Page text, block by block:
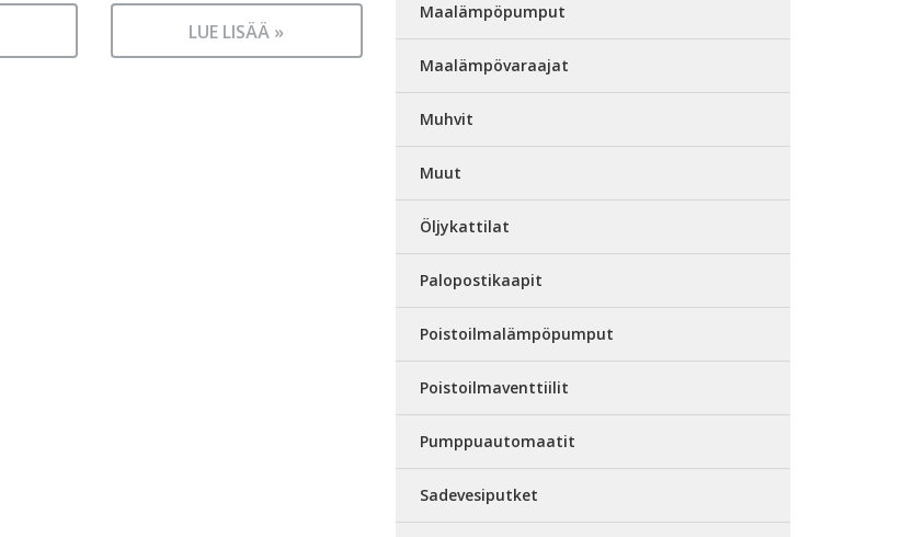
LUE LISÄÄ »
Maalämpöpumput
Maalämpövaraajat
Muhvit
Muut
Öljykattilat
Palopostikaapit
Poistoilmalämpöpumput
Poistoilmaventtiilit
Pumppuautomaatit
Sadevesiputket